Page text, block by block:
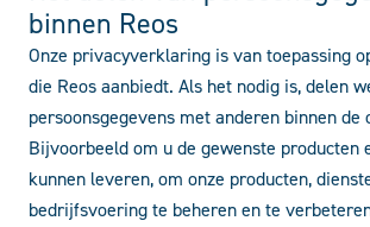
binnen Reos
Onze privacyverklaring is van toepassing
die Reos aanbiedt. Als het nodig is, delen
persoonsgegevens met anderen binnen de
Bijvoorbeeld om u de gewenste producten
kunnen leveren, om onze producten,
bedrijfsvoering te beheren en te